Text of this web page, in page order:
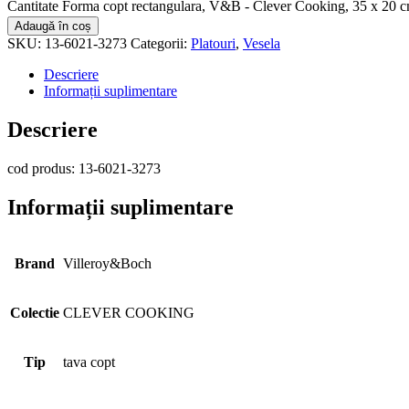
Cantitate Forma copt rectangulara, V&B - Clever Cooking, 35 x 20
Adaugă în coș
SKU: 13-6021-3273 Categorii: Platouri, Vesela
Descriere
Informații suplimentare
Descriere
cod produs: 13-6021-3273
Informații suplimentare
Brand Villeroy&Boch
Colectie CLEVER COOKING
Tip tava copt